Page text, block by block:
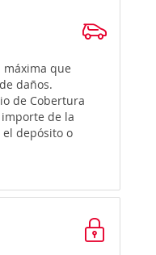
que
daños.
de Cobertura
de la
depósito o